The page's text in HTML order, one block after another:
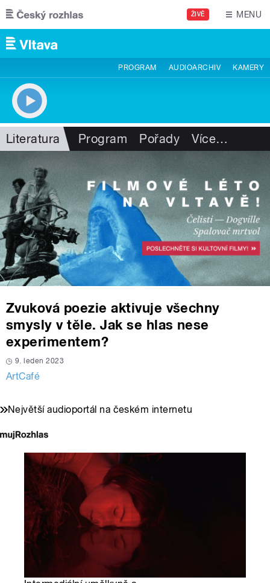
Přejít k hlavnímu obsahu
ŽIVĚ MENU
PROGRAM AUDIOARCHIV KAMERY
Literatura Program Pořady Více…
Zvuková poezie aktivuje všechny
smysly v těle. Jak se hlas nese
experimentem?
9. leden 2023
ArtCafé
Největší audioportál na českém internetu